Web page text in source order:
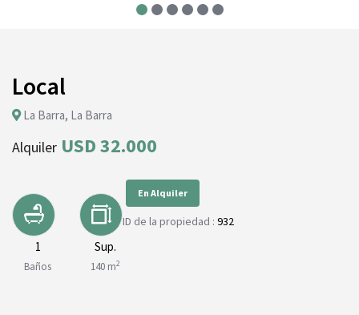
Local
La Barra, La Barra
Alquiler USD 32.000
1
Baños
Sup.
140 m2
En Alquiler
ID de la propiedad : 932